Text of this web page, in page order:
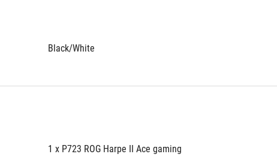
Black/White
1 x P723 ROG Harpe II Ace gaming